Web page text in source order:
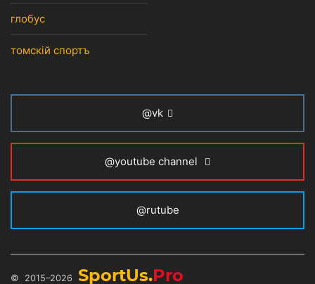
глобус
томскiй спортъ
@vk
@youtube channel
@rutube
© 2015–2026 SportUs.Pro